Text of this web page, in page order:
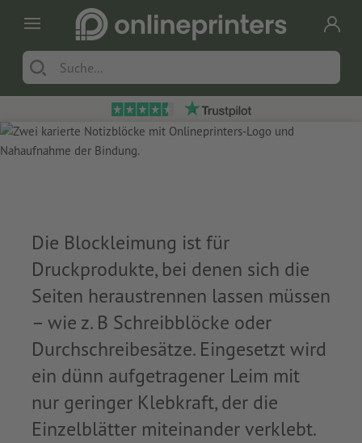
Die Blockleimung ist für
Druckprodukte, bei denen sich die
Seiten heraustrennen lassen müssen
– wie z. B Schreibblöcke oder
Durchschreibesätze. Eingesetzt wird
ein dünn aufgetragener Leim mit
nur geringer Klebkraft, der die
Einzelblätter miteinander verklebt.